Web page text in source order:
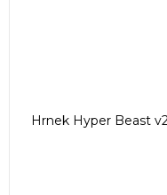
Hrnek Hyper Beast